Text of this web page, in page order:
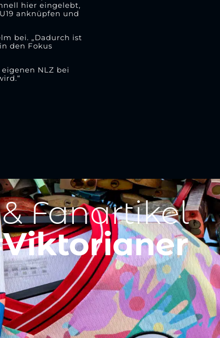
hier eingelebt,
anknüpfen und
bei. „Dadurch ist
den Fokus
NLZ bei
Fanartikel